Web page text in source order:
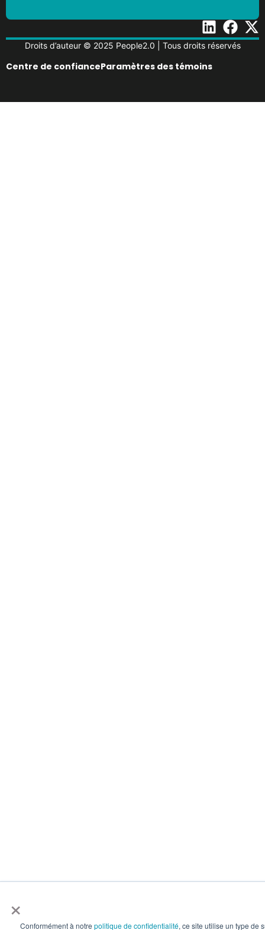
×
Conformément à notre politique de confidentialité, ce site utilise un type de
Droits d’auteur © 2025 People2.0 | Tous droits réservés
Centre de confianceParamètres des témoins